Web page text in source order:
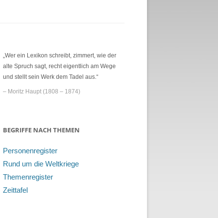
„Wer ein Lexikon schreibt, zimmert, wie der
alte Spruch sagt, recht eigentlich am Wege
und stellt sein Werk dem Tadel aus.“
– Moritz Haupt (1808 – 1874)
BEGRIFFE NACH THEMEN
Personenregister
Rund um die Weltkriege
Themenregister
Zeittafel